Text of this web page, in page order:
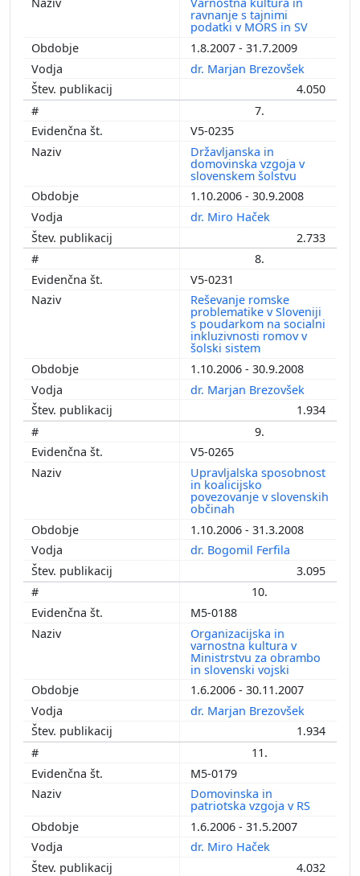
Varnostna kultura in
ravnanje s tajnimi
podatki v MORS in SV
1.8.2007 - 31.7.2009
dr. Marjan Brezovšek
4.050
7.
V5-0235
Državljanska in
domovinska vzgoja v
slovenskem šolstvu
1.10.2006 - 30.9.2008
dr. Miro Haček
2.733
8.
V5-0231
Reševanje romske
problematike v Sloveniji
s poudarkom na socialni
inkluzivnosti romov v
šolski sistem
1.10.2006 - 30.9.2008
dr. Marjan Brezovšek
1.934
9.
V5-0265
Upravljalska sposobnost
in koalicijsko
povezovanje v slovenskih
občinah
1.10.2006 - 31.3.2008
dr. Bogomil Ferfila
3.095
10.
M5-0188
Organizacijska in
varnostna kultura v
Ministrstvu za obrambo
in slovenski vojski
1.6.2006 - 30.11.2007
dr. Marjan Brezovšek
1.934
11.
M5-0179
Domovinska in
patriotska vzgoja v RS
1.6.2006 - 31.5.2007
dr. Miro Haček
4.032